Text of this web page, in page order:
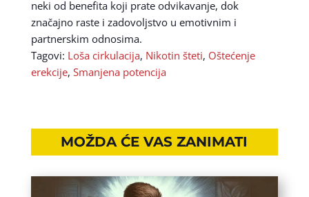
neki od benefita koji prate odvikavanje, dok
značajno raste i zadovoljstvo u emotivnim i
partnerskim odnosima.
Tagovi: Loša cirkulacija, Nikotin šteti, Oštećenje
erekcije, Smanjena potencija
MOŽDA ĆE VAS ZANIMATI